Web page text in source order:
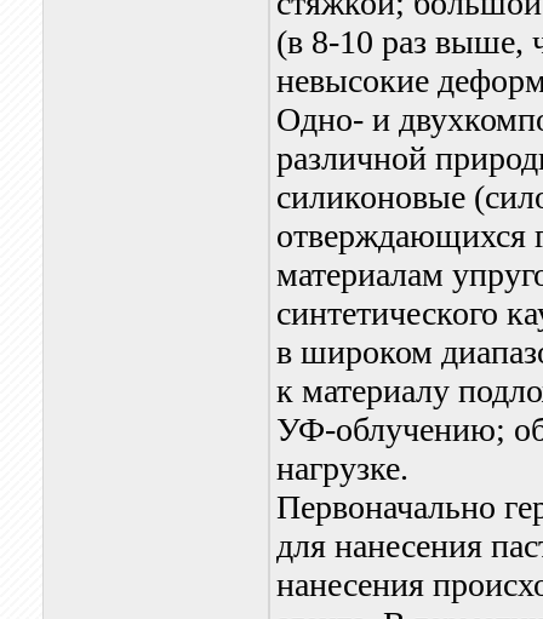
(в 8-10 раз выше,
невысокие
Одно- и
различной
силиконовые
отверждающихся
материалам
синтетического
в широком
к материалу
УФ-облучению;
нагрузке.
Первоначально
для нанесения
нанесения